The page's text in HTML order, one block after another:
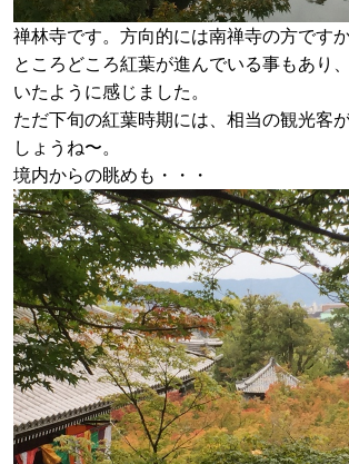
禅林寺です。方向的には南禅寺の方ですか
ところどころ紅葉が進んでいる事もあり
いたように感じました。
ただ下旬の紅葉時期には、相当の観光客
しょうね〜。
境内からの眺めも・・・